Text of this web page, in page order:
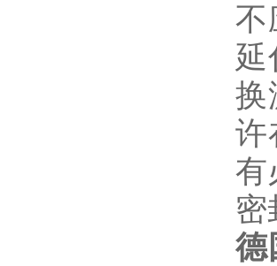
不
延
换
许
有
密
德